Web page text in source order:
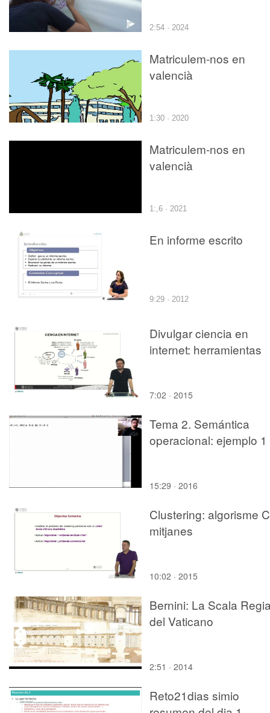
2:54 · 2024
Matriculem-nos en
valencià
1:30 · 2020
Matriculem-nos en
valencià
1:,6 · 2021
En informe escrito
9:29 · 2012
Divulgar ciencia en
internet: herramientas
7:02 · 2015
Tema 2. Semántica
operacional: ejemplo 1
15:29 · 2016
Clustering: algorisme
mitjanes
10:02 · 2015
Bernini: La Scala
del Vaticano
2:51 · 2014
Reto21dias simio